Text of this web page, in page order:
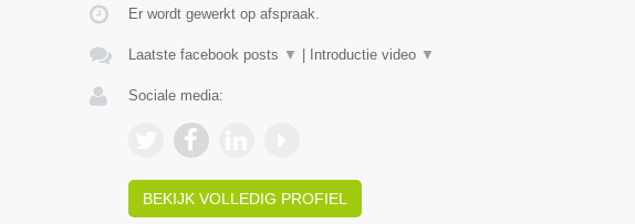
Er wordt gewerkt op afspraak.
Laatste facebook posts ▼ Introductie video ▼
Sociale media:
BEKIJK VOLLEDIG PROFIEL